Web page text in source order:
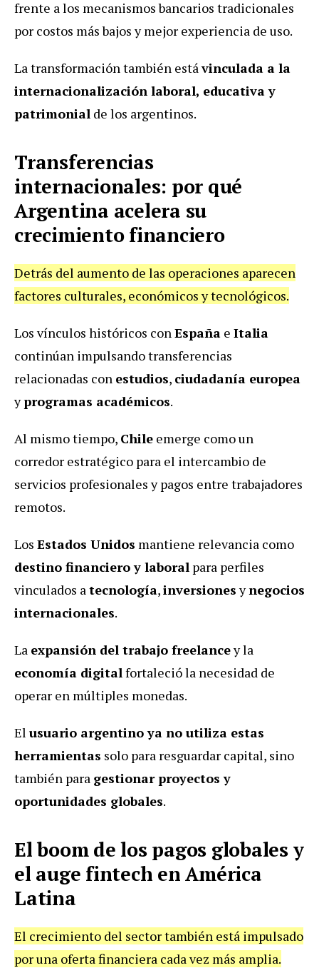
frente a los mecanismos bancarios tradicionales
por costos más bajos y mejor experiencia de uso.
La transformación también estávinculada a la
internacionalización laboral, educativa y
patrimonial de los argentinos.
Transferencias
internacionales: por qué
Argentina acelera su
crecimiento financiero
Detrás del aumento de las operaciones aparecen
factores culturales, económicos y tecnológicos.
Los vínculos históricos conEspaña e Italia
continúan impulsando transferencias
relacionadas con estudios, ciudadanía europea
yprogramas académicos.
Al mismo tiempo, Chile emerge como un
corredor estratégico para el intercambio de
servicios profesionales y pagos entre trabajadores
remotos.
Los Estados Unidos mantiene relevancia como
destino financiero y laboral para perfiles
vinculados atecnología,inversionesynegocios
internacionales.
La expansión del trabajo freelancey la
economía digitalfortaleció la necesidad de
operar en múltiples monedas.
El usuario argentino ya no utiliza estas
herramientas solo para resguardar capital, sino
también para gestionar proyectos y
oportunidades globales.
El boom de los pagos globales y
el auge fintech en América
Latina
El crecimiento del sector también está impulsado
por una oferta financiera cada vez más amplia.